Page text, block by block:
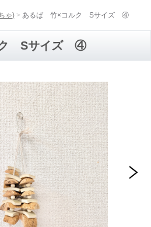
ゃ) あるば 竹×コルク Sサイズ ④
ク Sサイズ ④